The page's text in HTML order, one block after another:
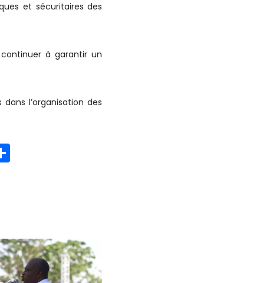
et sécuritaires des
à garantir un
l’organisation des
P
er